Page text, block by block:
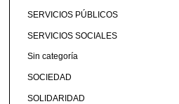
SERVICIOS PÚBLICOS
SERVICIOS SOCIALES
Sin categoría
SOCIEDAD
SOLIDARIDAD